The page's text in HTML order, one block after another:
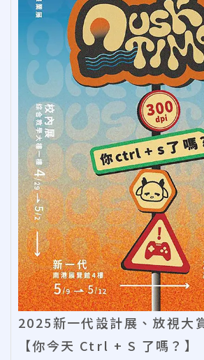
2025新一代設計展、放視大
【你今天 Ctrl + S 了嗎？】